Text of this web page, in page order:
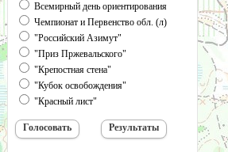
Всемирный день ориентирования
Чемпионат и Первенство обл. (л)
"Российский Азимут"
"Приз Пржевальского"
"Крепостная стена"
"Кубок освобождения"
"Красный лист"